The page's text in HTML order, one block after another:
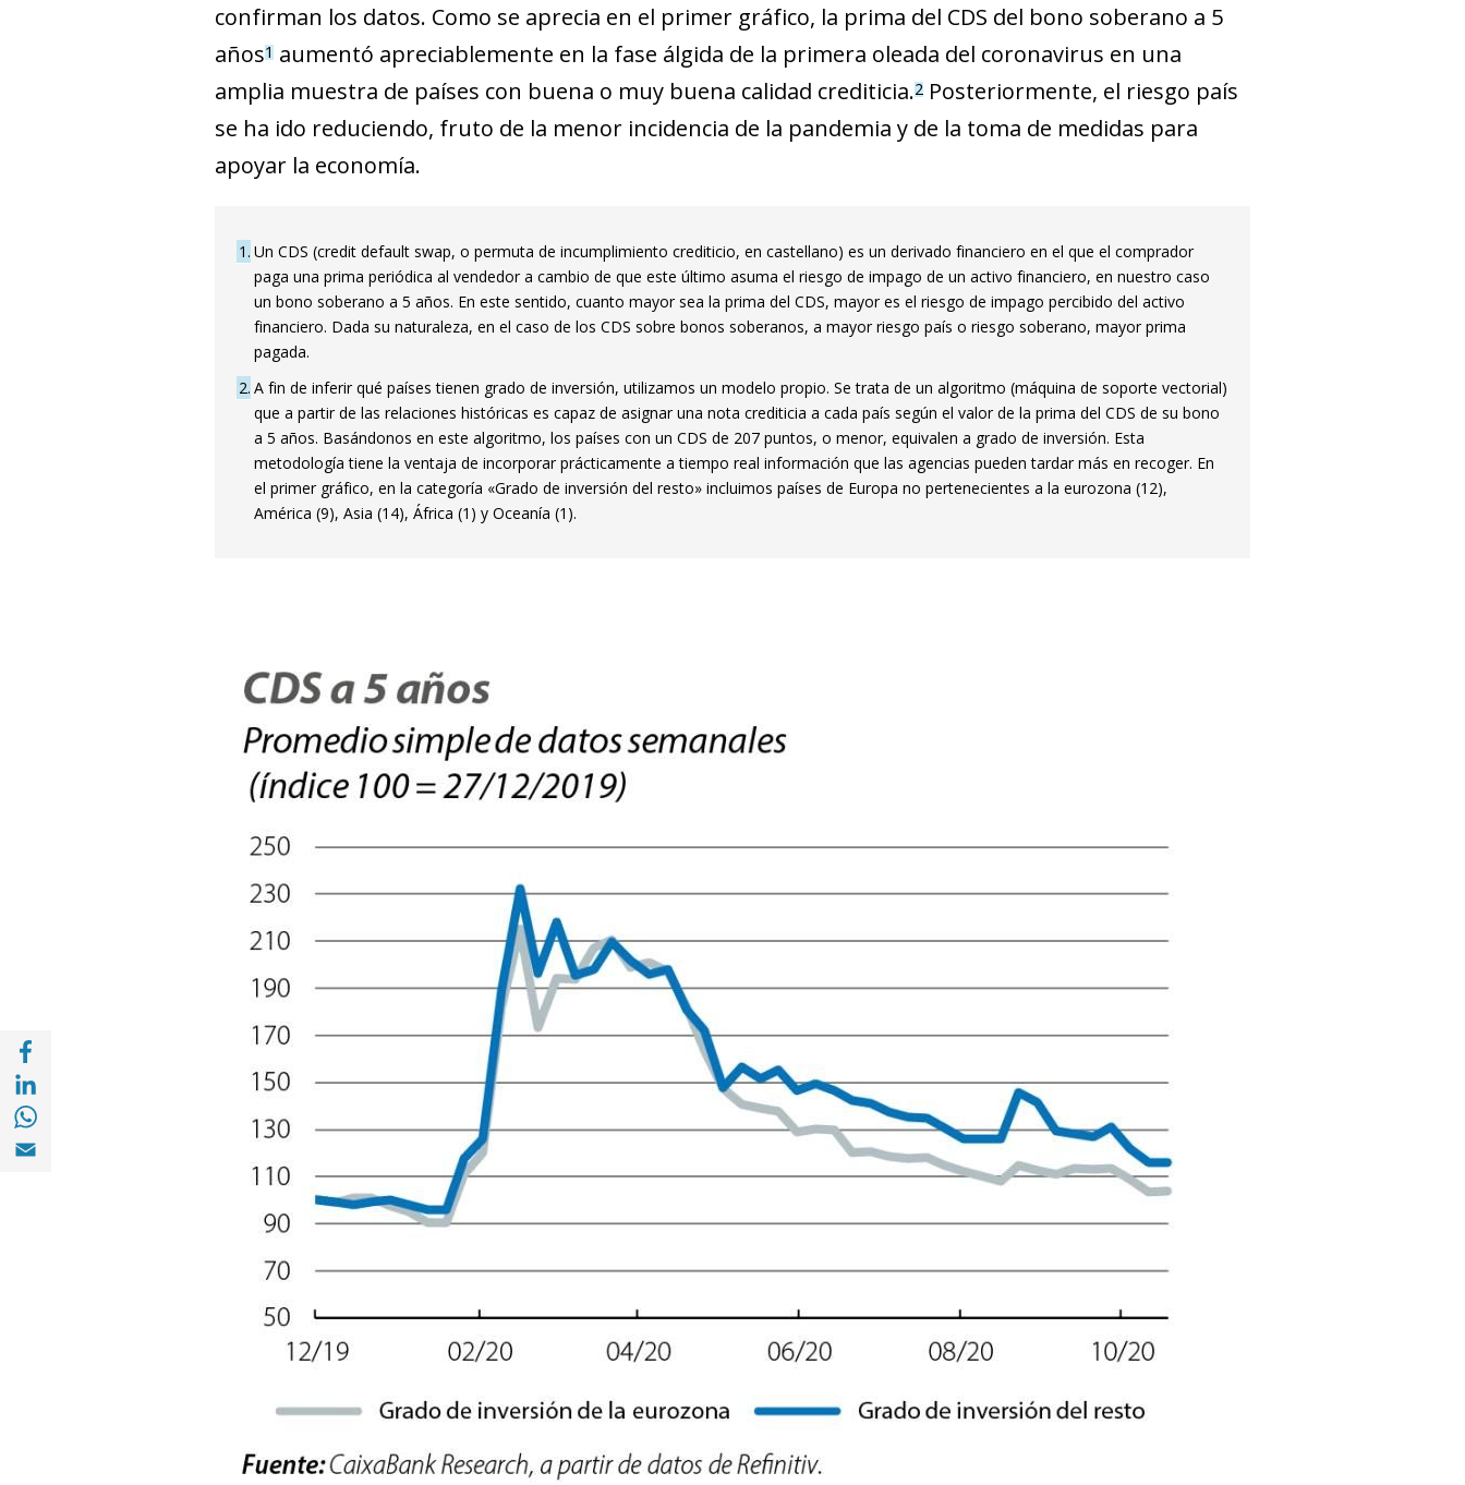
Compartir en Facebook (opens in a new window)
Compartir en with Linkedin (opens in a new window)
Compartir en with Whatsapp (opens in a new window)
Compartir en Email (opens in a new window)
confirman los datos. Como se aprecia en el primer gráfico, la prima del CDS del bono soberano a 5
años1 aumentó apreciablemente en la fase álgida de la primera oleada del coronavirus en una
amplia muestra de países con buena o muy buena calidad crediticia.2 Posteriormente, el riesgo país
se ha ido reduciendo, fruto de la menor incidencia de la pandemia y de la toma de medidas para
apoyar la economía.
1 Un CDS (credit default swap, o permuta de incumplimiento crediticio, en castellano) es un derivado financiero en el que el comprador
paga una prima periódica al vendedor a cambio de que este último asuma el riesgo de impago de un activo financiero, en nuestro caso
un bono soberano a 5 años. En este sentido, cuanto mayor sea la prima del CDS, mayor es el riesgo de impago percibido del activo
financiero. Dada su naturaleza, en el caso de los CDS sobre bonos soberanos, a mayor riesgo país o riesgo soberano, mayor prima
pagada.
2 A fin de inferir qué países tienen grado de inversión, utilizamos un modelo propio. Se trata de un algoritmo (máquina de soporte vectorial)
que a partir de las relaciones históricas es capaz de asignar una nota crediticia a cada país según el valor de la prima del CDS de su bono
a 5 años. Basándonos en este algoritmo, los países con un CDS de 207 puntos, o menor, equivalen a grado de inversión. Esta
metodología tiene la ventaja de incorporar prácticamente a tiempo real información que las agencias pueden tardar más en recoger. En
el primer gráfico, en la categoría «Grado de inversión del resto» incluimos países de Europa no pertenecientes a la eurozona (12),
América (9), Asia (14), África (1) y Oceanía (1).